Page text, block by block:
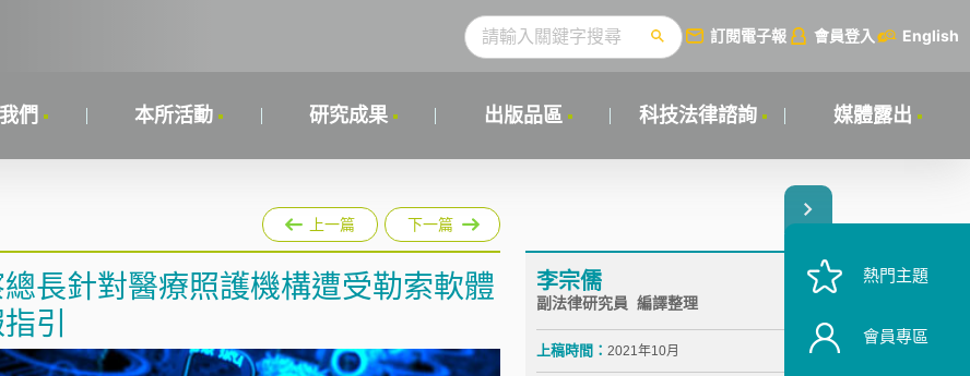
訂閱電子報 會員登入 English
們 本所活動 研究成果 出版品區 科技法律諮詢 媒體露出
上一篇 下一篇
長針對醫療照護機構遭受勒索軟體
引
李宗儒
副法律研究員 編譯整理
上稿時間： 2021年10月
熱門主題
會員專區